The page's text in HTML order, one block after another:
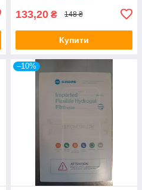
133,20 ₴ 148 ₴
Купити
–10%